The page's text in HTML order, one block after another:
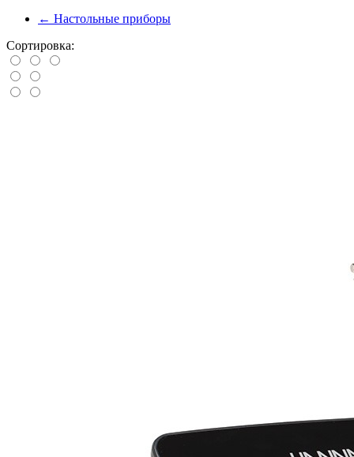
← Настольные приборы
Сортировка: